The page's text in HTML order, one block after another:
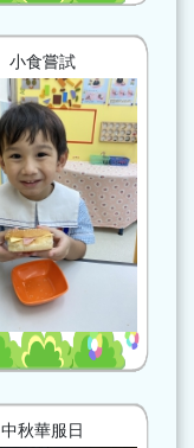
小食嘗試
中秋華服日